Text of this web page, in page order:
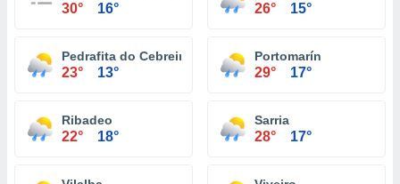
30° 16° 26° 15°
Pedrafita do Cebreiro
23° 13°
Portomarín
29° 17°
Ribadeo
22° 18°
Sarria
28° 17°